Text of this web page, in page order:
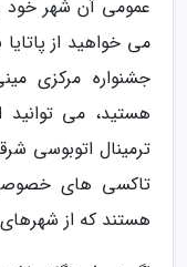
عمومی آن شهر خود را
می خواهید از پاتایا
جشنواره مرکزی
هستید، می
ترمینال اتوبوسی
تاکسی های
هستند که از